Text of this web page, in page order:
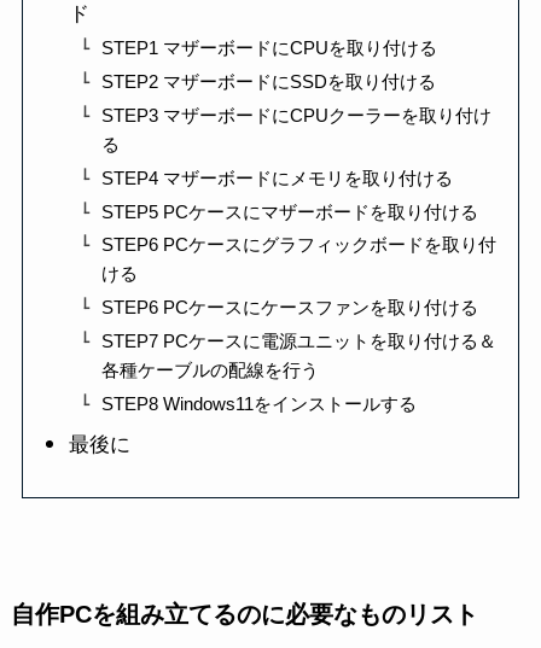
ド
STEP1 マザーボードにCPUを取り付ける
STEP2 マザーボードにSSDを取り付ける
STEP3 マザーボードにCPUクーラーを取り付け
る
STEP4 マザーボードにメモリを取り付ける
STEP5 PCケースにマザーボードを取り付ける
STEP6 PCケースにグラフィックボードを取り付
ける
STEP6 PCケースにケースファンを取り付ける
STEP7 PCケースに電源ユニットを取り付ける＆
各種ケーブルの配線を行う
STEP8 Windows11をインストールする
最後に
自作PCを組み立てるのに必要なものリスト